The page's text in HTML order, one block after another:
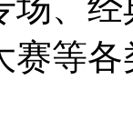
赛等